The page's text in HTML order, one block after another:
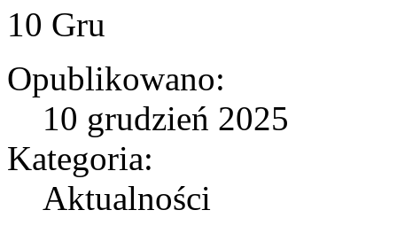
10 Gru
Opublikowano:
10 grudzień 2025
Kategoria:
Aktualności